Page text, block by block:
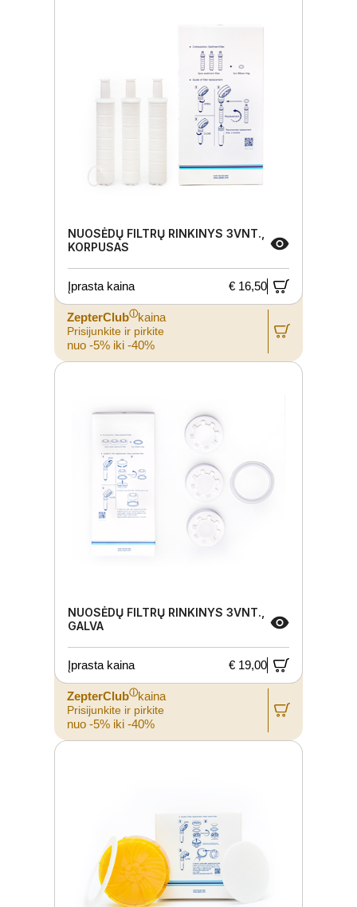
NUOSĖDŲ FILTRŲ RINKINYS 3VNT.,
KORPUSAS
Įprasta kaina € 16,50
ZepterClubⓘkaina
Prisijunkite ir pirkite
nuo -5% iki -40%
NUOSĖDŲ FILTRŲ RINKINYS 3VNT.,
GALVA
Įprasta kaina € 19,00
ZepterClubⓘkaina
Prisijunkite ir pirkite
nuo -5% iki -40%